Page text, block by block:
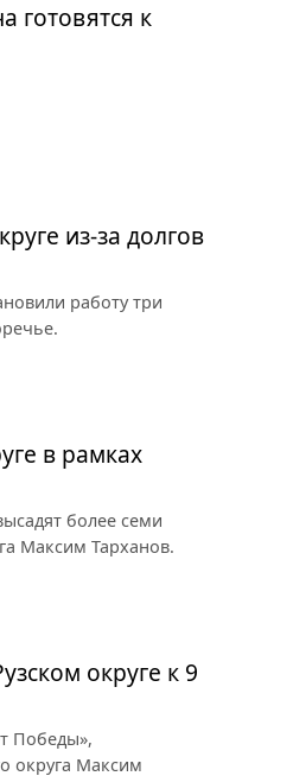
готовятся к
из-за долгов
работу три
в рамках
более семи
Максим Тарханов.
округе к 9
Победы»,
округа Максим